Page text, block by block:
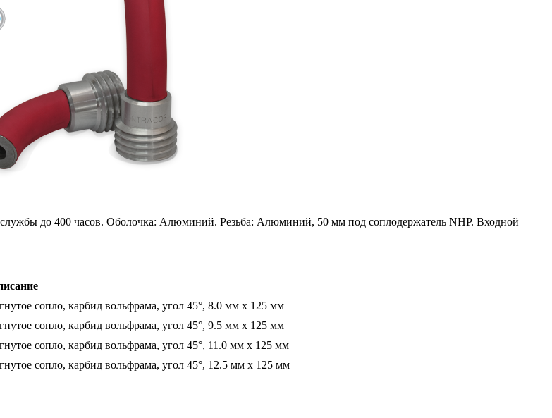
до 400 часов. Оболочка: Алюминий. Резьба: Алюминий, 50 мм под соплодержатель NHP. Входной
сопло, карбид вольфрама, угол 45°, 8.0 мм x 125 мм
сопло, карбид вольфрама, угол 45°, 9.5 мм x 125 мм
сопло, карбид вольфрама, угол 45°, 11.0 мм x 125 мм
сопло, карбид вольфрама, угол 45°, 12.5 мм x 125 мм